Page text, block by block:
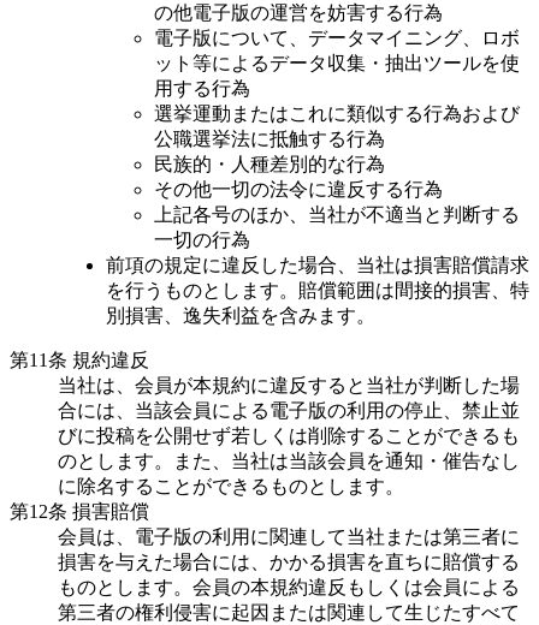
の他電子版の運営を妨害する行為
電子版について、データマイニング、ロボ
ット等によるデータ収集・抽出ツールを使
用する行為
選挙運動またはこれに類似する行為および
公職選挙法に抵触する行為
民族的・人種差別的な行為
その他一切の法令に違反する行為
上記各号のほか、当社が不適当と判断する
一切の行為
前項の規定に違反した場合、当社は損害賠償請求
を行うものとします。賠償範囲は間接的損害、特
別損害、逸失利益を含みます。
第11条 規約違反
当社は、会員が本規約に違反すると当社が判断した場
合には、当該会員による電子版の利用の停止、禁止並
びに投稿を公開せず若しくは削除することができるも
のとします。また、当社は当該会員を通知・催告なし
に除名することができるものとします。
第12条 損害賠償
会員は、電子版の利用に関連して当社または第三者に
損害を与えた場合には、かかる損害を直ちに賠償する
ものとします。会員の本規約違反もしくは会員による
第三者の権利侵害に起因または関連して生じたすべて